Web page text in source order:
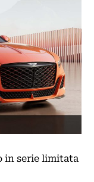
in serie limitata